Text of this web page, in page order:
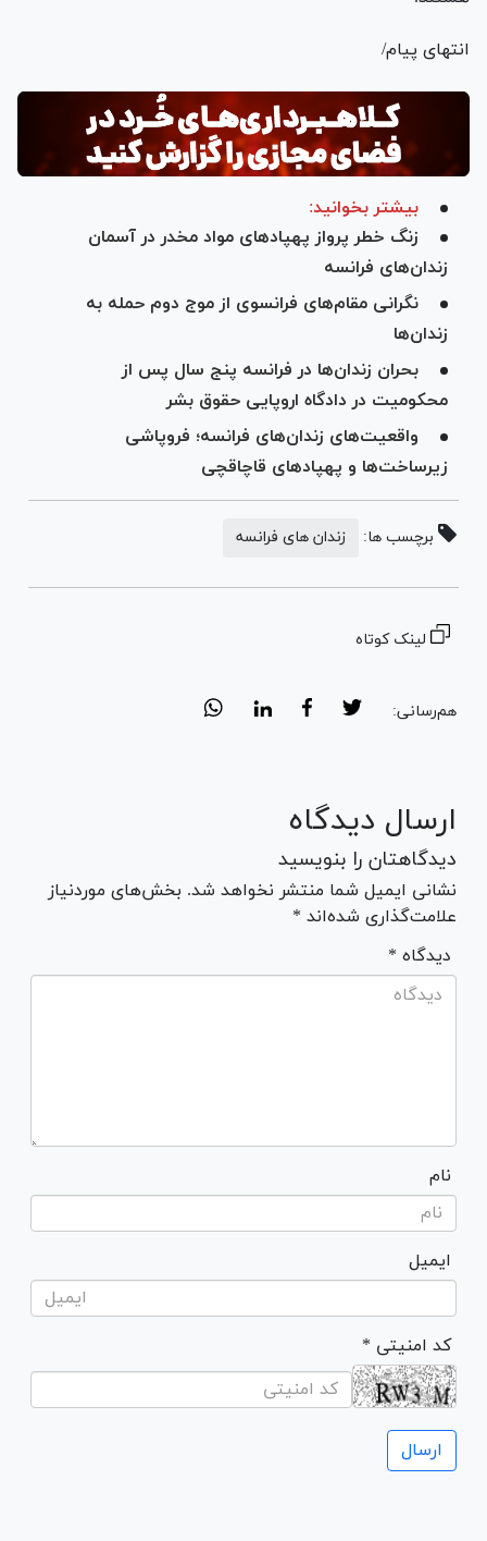
انتهای پیام/
بیشتر بخوانید:
زنگ خطر پرواز پهپاد‌های مواد مخدر در آسمان
زندان‌های فرانسه
نگرانی مقام‌های فرانسوی از موج دوم حمله به
زندان‌ها
بحران زندان‌ها در فرانسه پنج سال پس از
محکومیت در دادگاه اروپایی حقوق بشر
واقعیت‌های زندان‌های فرانسه؛ فروپاشی
زیرساخت‌ها و پهپاد‌های قاچاقچی
برچسب ها: زندان های فرانسه
لینک کوتاه
هم‌رسانی:
ارسال دیدگاه
دیدگاهتان را بنویسید
نشانی ایمیل شما منتشر نخواهد شد. بخش‌های موردنیاز
علامت‌گذاری شده‌اند *
* دیدگاه
نام
ایمیل
* کد امنیتی